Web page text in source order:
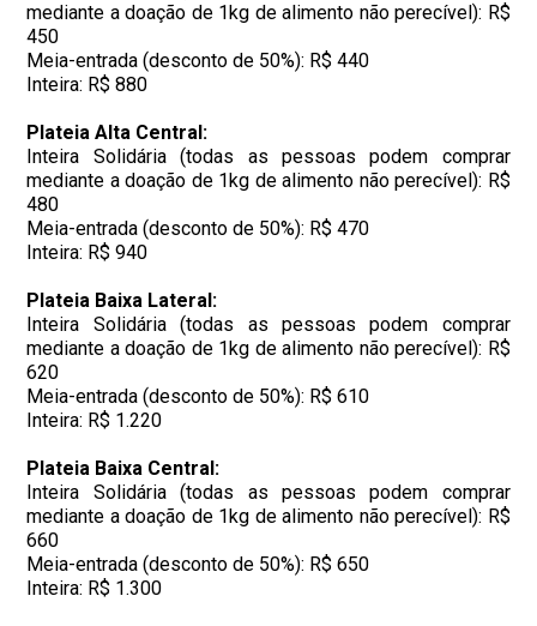
mediante a doação de 1kg de alimento não perecível): R$
450
Meia-entrada (desconto de 50%): R$ 440
Inteira: R$ 880
Plateia Alta Central:
Inteira Solidária (todas as pessoas podem comprar
mediante a doação de 1kg de alimento não perecível): R$
480
Meia-entrada (desconto de 50%): R$ 470
Inteira: R$ 940
Plateia Baixa Lateral:
Inteira Solidária (todas as pessoas podem comprar
mediante a doação de 1kg de alimento não perecível): R$
620
Meia-entrada (desconto de 50%): R$ 610
Inteira: R$ 1.220
Plateia Baixa Central:
Inteira Solidária (todas as pessoas podem comprar
mediante a doação de 1kg de alimento não perecível): R$
660
Meia-entrada (desconto de 50%): R$ 650
Inteira: R$ 1.300